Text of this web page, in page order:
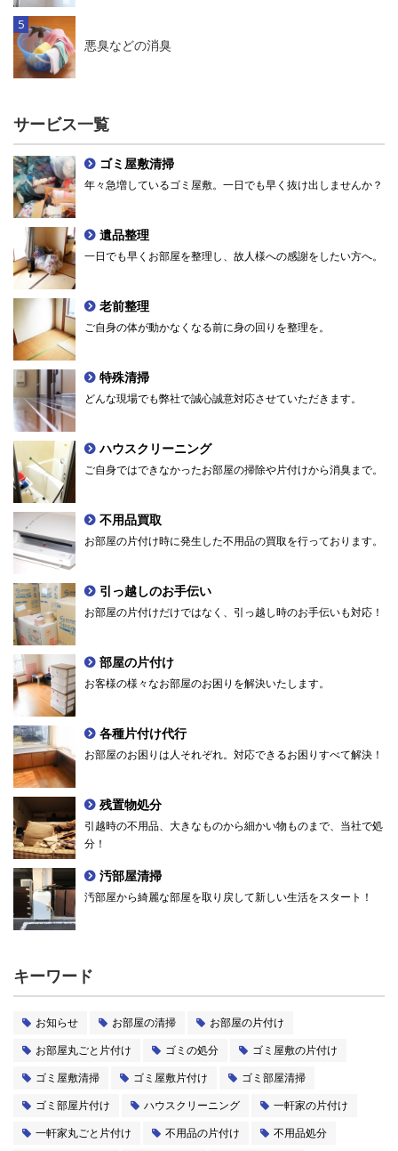
悪臭などの消臭
サービス一覧
ゴミ屋敷清掃
年々急増しているゴミ屋敷。一日でも早く抜け出しませんか？
遺品整理
一日でも早くお部屋を整理し、故人様への感謝をしたい方へ。
老前整理
ご自身の体が動かなくなる前に身の回りを整理を。
特殊清掃
どんな現場でも弊社で誠心誠意対応させていただきます。
ハウスクリーニング
ご自身ではできなかったお部屋の掃除や片付けから消臭まで。
不用品買取
お部屋の片付け時に発生した不用品の買取を行っております。
引っ越しのお手伝い
お部屋の片付けだけではなく、引っ越し時のお手伝いも対応！
部屋の片付け
お客様の様々なお部屋のお困りを解決いたします。
各種片付け代行
お部屋のお困りは人それぞれ。対応できるお困りすべて解決！
残置物処分
引越時の不用品、大きなものから細かい物ものまで、当社で処
分！
汚部屋清掃
汚部屋から綺麗な部屋を取り戻して新しい生活をスタート！
キーワード
お知らせ お部屋の清掃
お部屋の片付け
お部屋丸ごと片付け
ゴミの処分
ゴミ屋敷の片付け
ゴミ屋敷清掃
ゴミ屋敷片付け
ゴミ部屋清掃
ゴミ部屋片付け
ハウスクリーニング
一軒家の片付け
一軒家丸ごと片付け
不用品の片付け
不用品処分